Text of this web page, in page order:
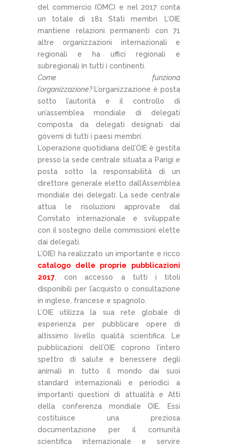
del commercio (OMC) e nel 2017 conta
un totale di 181 Stati membri. L’OIE
mantiene relazioni permanenti con 71
altre organizzazioni internazionali e
regionali e ha uffici regionali e
subregionali in tutti i continenti.
Come funziona
l’organizzazione? L’organizzazione è posta
sotto l’autorità e il controllo di
un’assemblea mondiale di delegati
composta da delegati designati dai
governi di tutti i paesi membri.
L’operazione quotidiana dell’OIE è gestita
presso la sede centrale situata a Parigi e
posta sotto la responsabilità di un
direttore generale eletto dall’Assemblea
mondiale dei delegati. La sede centrale
attua le risoluzioni approvate dal
Comitato internazionale e sviluppate
con il sostegno delle commissioni elette
dai delegati.
L’OIE) ha realizzato un importante e ricco
catalogo delle proprie pubblicazioni
2017 , con accesso a tutti i titoli
disponibili per l’acquisto o consultazione
in inglese, francese e spagnolo.
L’OIE utilizza la sua rete globale di
esperienza per pubblicare opere di
altissimo livello qualità scientifica. Le
pubblicazioni dell’OIE coprono l’intero
spettro di salute e benessere degli
animali in tutto il mondo dai suoi
standard internazionali e periodici a
importanti questioni di attualità e Atti
della conferenza mondiale OIE. Essi
costituisce una preziosa
documentazione per il comunità
scientifica internazionale e servire